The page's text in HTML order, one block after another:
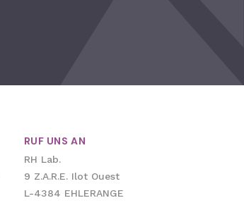
RUF UNS AN
RH Lab.
9 Z.A.R.E. Ilot Ouest
L-4384 EHLERANGE